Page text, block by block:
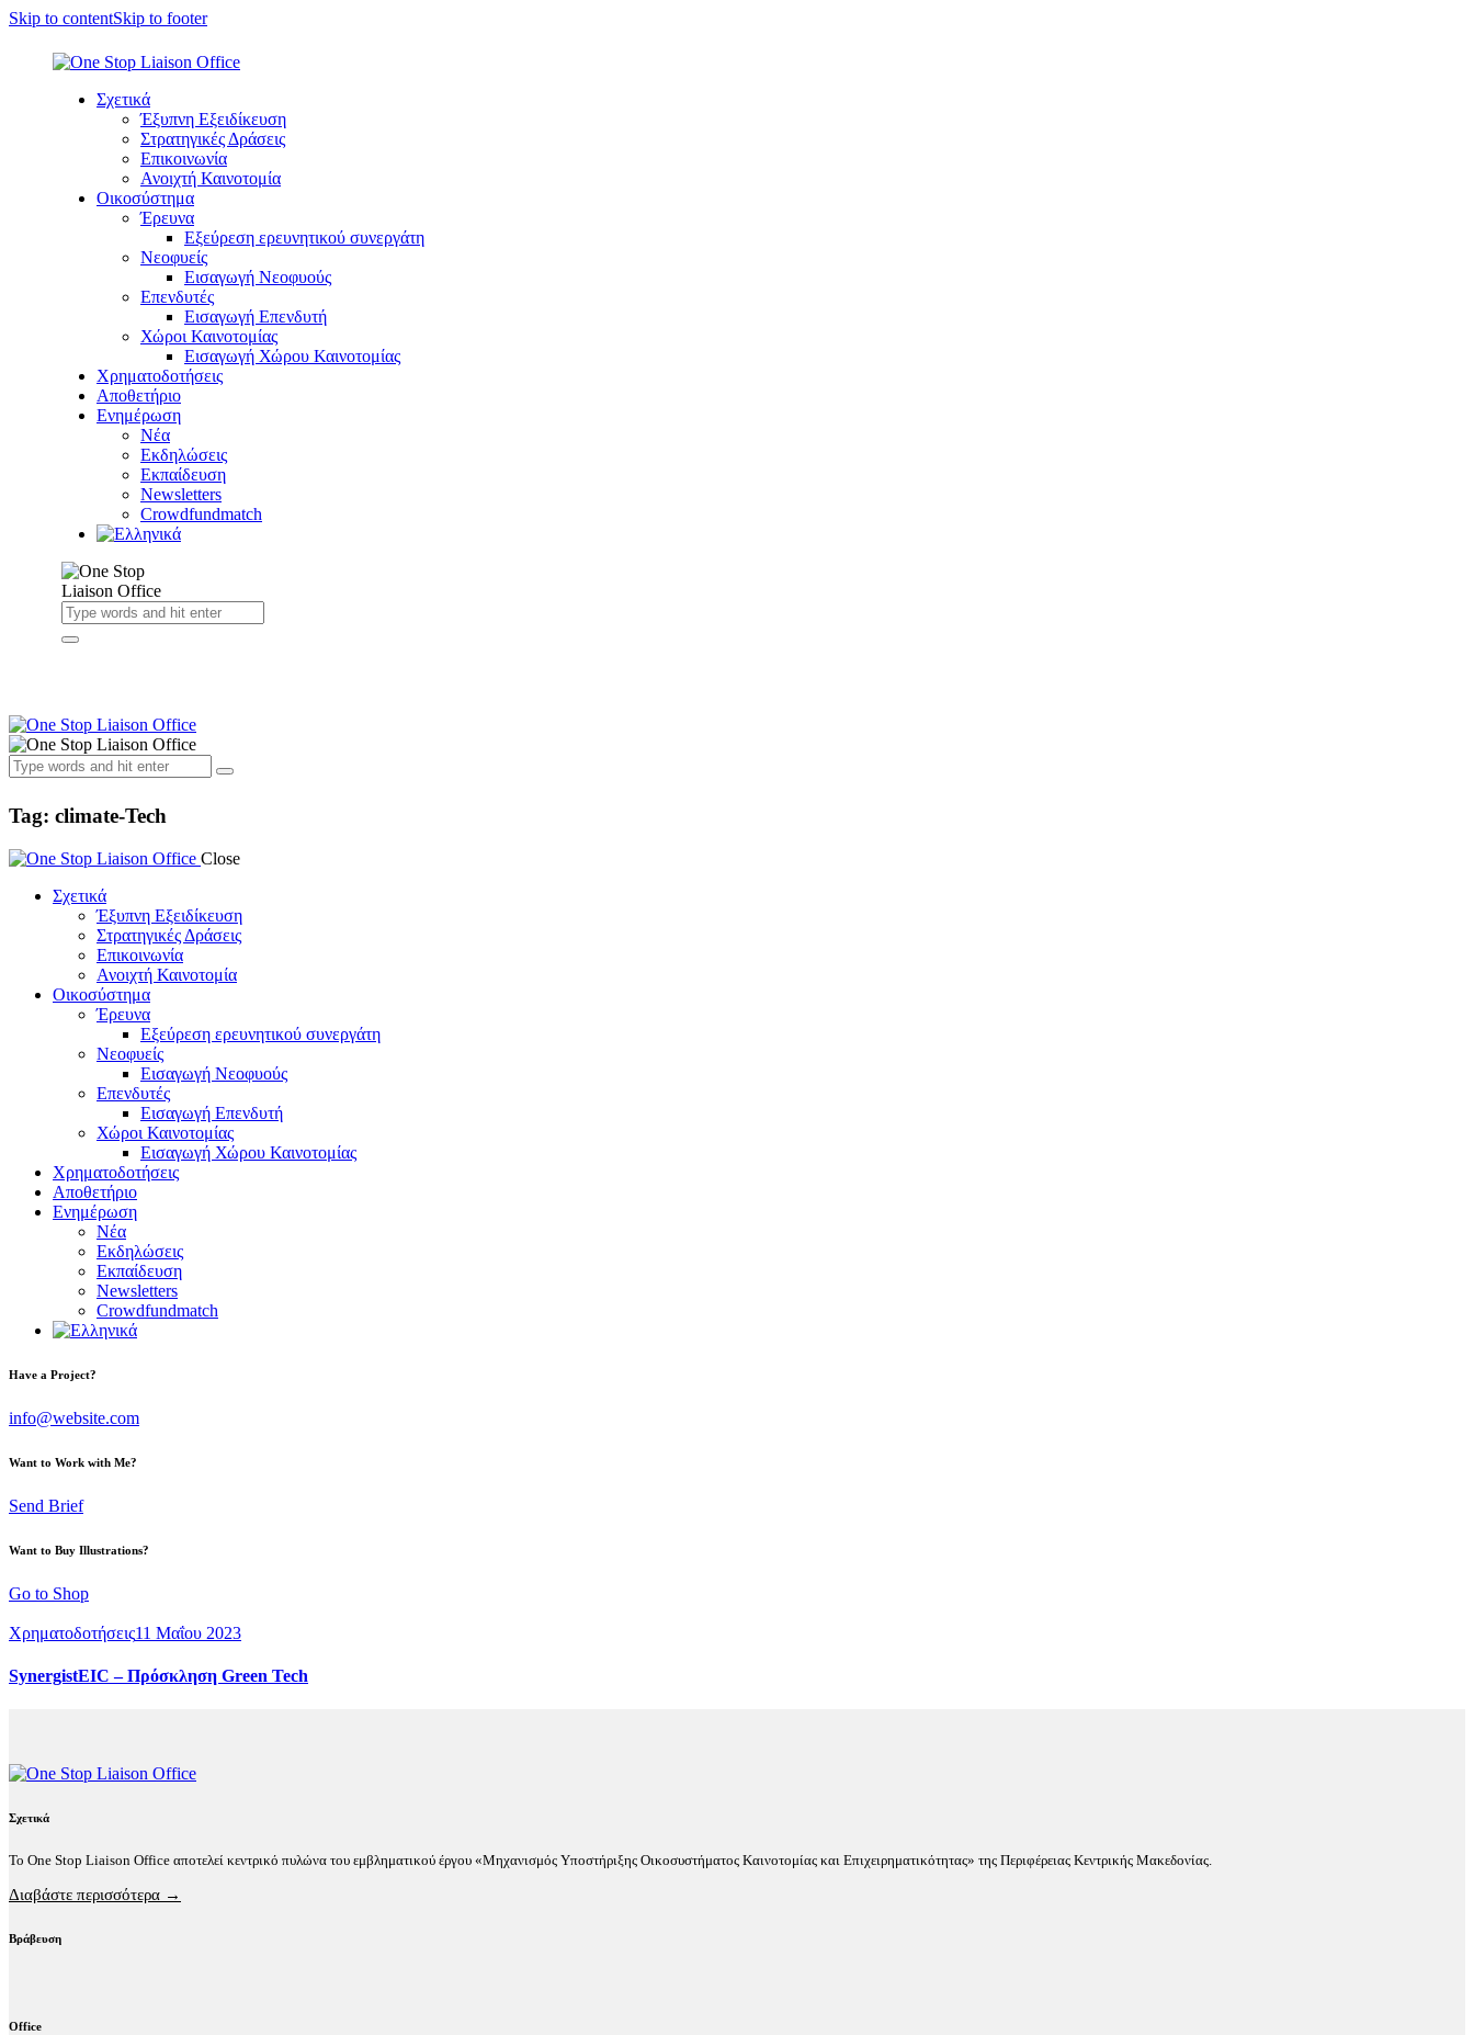
Skip to contentSkip to footer
Σχετικά
Έξυπνη Εξειδίκευση
Στρατηγικές Δράσεις
Επικοινωνία
Ανοιχτή Καινοτομία
Οικοσύστημα
Έρευνα
Εξεύρεση ερευνητικού συνεργάτη
Νεοφυείς
Εισαγωγή Νεοφυούς
Επενδυτές
Εισαγωγή Επενδυτή
Χώροι Καινοτομίας
Εισαγωγή Χώρου Καινοτομίας
Χρηματοδοτήσεις
Αποθετήριο
Ενημέρωση
Νέα
Εκδηλώσεις
Εκπαίδευση
Newsletters
Crowdfundmatch
Tag: climate-Tech
Close
Σχετικά
Έξυπνη Εξειδίκευση
Στρατηγικές Δράσεις
Επικοινωνία
Ανοιχτή Καινοτομία
Οικοσύστημα
Έρευνα
Εξεύρεση ερευνητικού συνεργάτη
Νεοφυείς
Εισαγωγή Νεοφυούς
Επενδυτές
Εισαγωγή Επενδυτή
Χώροι Καινοτομίας
Εισαγωγή Χώρου Καινοτομίας
Χρηματοδοτήσεις
Αποθετήριο
Ενημέρωση
Νέα
Εκδηλώσεις
Εκπαίδευση
Newsletters
Crowdfundmatch
facebook-
linkedin
twitter-
Have a Project?
info@website.com
Want to Work with Me?
Send Brief
Want to Buy Illustrations?
Go to Shop
Χρηματοδοτήσεις11 Μαΐου 2023
SynergistEIC – Πρόσκληση Green Tech
Σχετικά
Το One Stop Liaison Office αποτελεί κεντρικό πυλώνα του εμβληματικού έργου «Μηχανισμός Υποστήριξης Οικοσυστήματος Καινοτομίας και Επιχειρηματικότητας» της Περιφέρειας Κεντρικής Μακεδονίας.
Διαβάστε περισσότερα →
Βράβευση
Office